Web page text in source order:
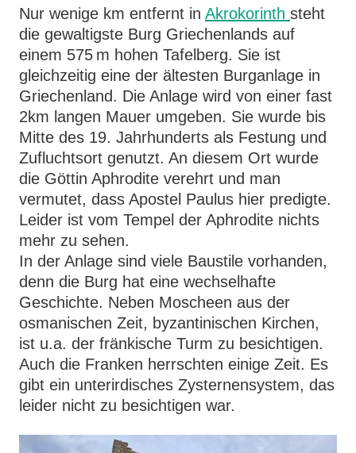
Nur wenige km entfernt in Akrokorinth steht
die gewaltigste Burg Griechenlands auf
einem 575 m hohen Tafelberg. Sie ist
gleichzeitig eine der ältesten Burganlage in
Griechenland. Die Anlage wird von einer fast
2km langen Mauer umgeben. Sie wurde bis
Mitte des 19. Jahrhunderts als Festung und
Zufluchtsort genutzt. An diesem Ort wurde
die Göttin Aphrodite verehrt und man
vermutet, dass Apostel Paulus hier predigte.
Leider ist vom Tempel der Aphrodite nichts
mehr zu sehen.
In der Anlage sind viele Baustile vorhanden,
denn die Burg hat eine wechselhafte
Geschichte. Neben Moscheen aus der
osmanischen Zeit, byzantinischen Kirchen,
ist u.a. der fränkische Turm zu besichtigen.
Auch die Franken herrschten einige Zeit. Es
gibt ein unterirdisches Zysternensystem, das
leider nicht zu besichtigen war.